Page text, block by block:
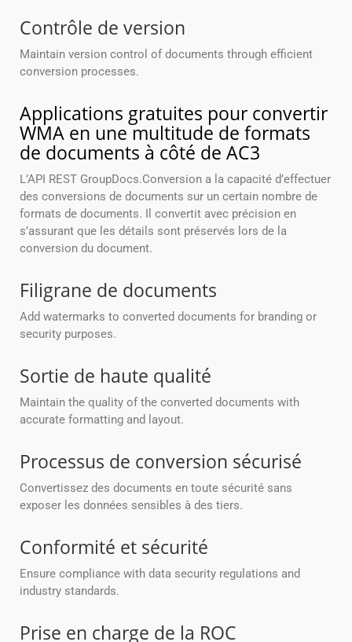
Contrôle de version
Maintain version control of documents through efficient
conversion processes.
Applications gratuites pour convertir
WMA en une multitude de formats
de documents à côté de AC3
L’API REST GroupDocs.Conversion a la capacité d’effectuer
des conversions de documents sur un certain nombre de
formats de documents. Il convertit avec précision en
s’assurant que les détails sont préservés lors de la
conversion du document.
Filigrane de documents
Add watermarks to converted documents for branding or
security purposes.
Sortie de haute qualité
Maintain the quality of the converted documents with
accurate formatting and layout.
Processus de conversion sécurisé
Convertissez des documents en toute sécurité sans
exposer les données sensibles à des tiers.
Conformité et sécurité
Ensure compliance with data security regulations and
industry standards.
Prise en charge de la ROC